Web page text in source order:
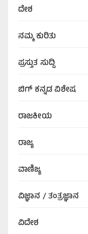
ದೇಶ
ನಮ್ಮ ಕುರಿತು
ಪ್ರಸ್ತುತ ಸುದ್ದಿ
ಬಿಗ್‌ ಕನ್ನಡ ವಿಶೇಷ
ರಾಜಕೀಯ
ರಾಜ್ಯ
ವಾಣಿಜ್ಯ
ವಿಜ್ಞಾನ / ತಂತ್ರಜ್ಞಾನ
ವಿದೇಶ